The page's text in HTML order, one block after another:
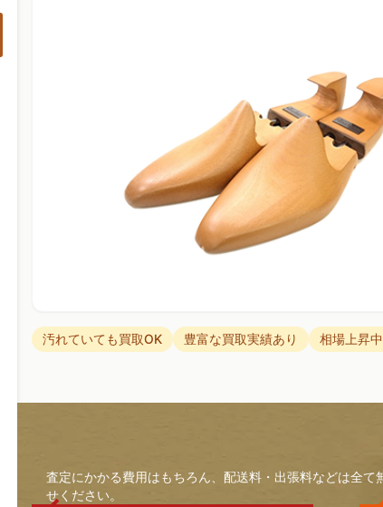
汚れていても買取OK 豊富な買取実績あり 相場上昇
査定にかかる費用はもちろん、配送料・出張料などは全
せください。